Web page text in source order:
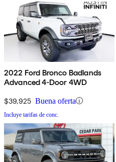
2022 Ford Bronco Badlands
Advanced 4-Door 4WD
$39,925 Buena oferta
Incluye tarifas de conc.